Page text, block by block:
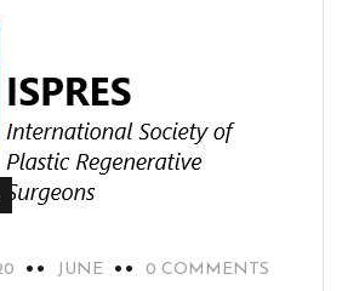
JUNE 0 COMMENTS